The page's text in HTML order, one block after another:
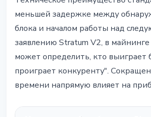
меньшей задержке между
блока и началом работы над
заявлению Stratum V2, в
может определить, кто выиграет
проиграет конкуренту".
времени напрямую влияет на